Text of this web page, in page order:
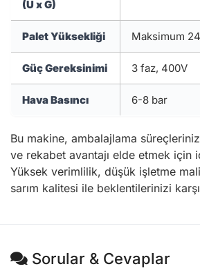
(U x G)
Palet Yüksekliği Maksimum
Güç Gereksinimi 3 faz, 400V
Hava Basıncı 6-8 bar
Bu makine, ambalajlama
ve rekabet avantajı elde etmek için
Yüksek verimlilik, düşük işletme
sarım kalitesi ile beklentilerinizi
Sorular & Cevaplar